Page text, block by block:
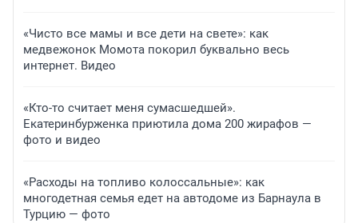
«Чисто все мамы и все дети на свете»: как
медвежонок Момота покорил буквально весь
интернет. Видео
«Кто-то считает меня сумасшедшей».
Екатеринбурженка приютила дома 200 жирафов —
фото и видео
«Расходы на топливо колоссальные»: как
многодетная семья едет на автодоме из Барнаула в
Турцию — фото